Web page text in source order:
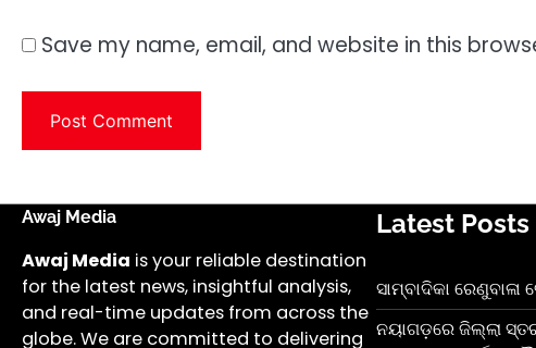
Save my name, email, and website in this
Awaj Media
Awaj Media is your reliable destination
for the latest news, insightful analysis,
and real-time updates from across the
globe. We are committed to delivering
Latest Posts
ସାମ୍ବାଦିକା
ନୟାଗଡ଼ରେ ଜିଲ୍ଲା